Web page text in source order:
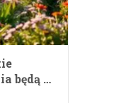
będą …